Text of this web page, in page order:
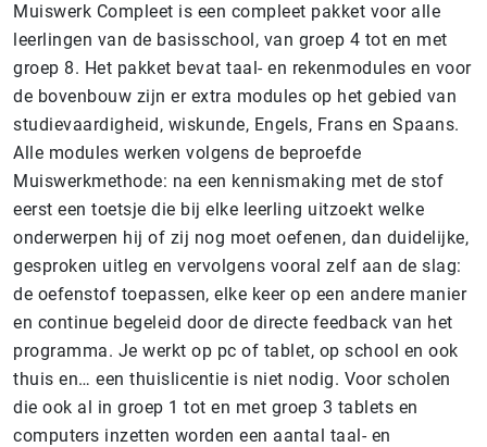
Muiswerk Compleet is een compleet pakket voor alle
leerlingen van de basisschool, van groep 4 tot en met
groep 8. Het pakket bevat taal- en rekenmodules en voor
de bovenbouw zijn er extra modules op het gebied van
studievaardigheid, wiskunde, Engels, Frans en Spaans.
Alle modules werken volgens de beproefde
Muiswerkmethode: na een kennismaking met de stof
eerst een toetsje die bij elke leerling uitzoekt welke
onderwerpen hij of zij nog moet oefenen, dan duidelijke,
gesproken uitleg en vervolgens vooral zelf aan de slag:
de oefenstof toepassen, elke keer op een andere manier
en continue begeleid door de directe feedback van het
programma. Je werkt op pc of tablet, op school en ook
thuis en… een thuislicentie is niet nodig. Voor scholen
die ook al in groep 1 tot en met groep 3 tablets en
computers inzetten worden een aantal taal- en